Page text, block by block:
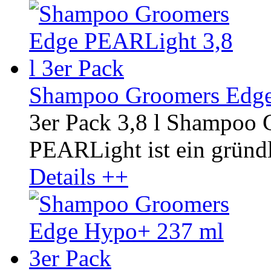
Shampoo Groomers
3er Pack 3,8 l Shampoo
PEARLight ist ein
Details ++